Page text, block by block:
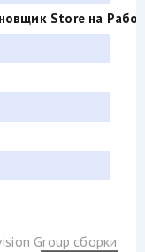
Store на
:
Group сборки